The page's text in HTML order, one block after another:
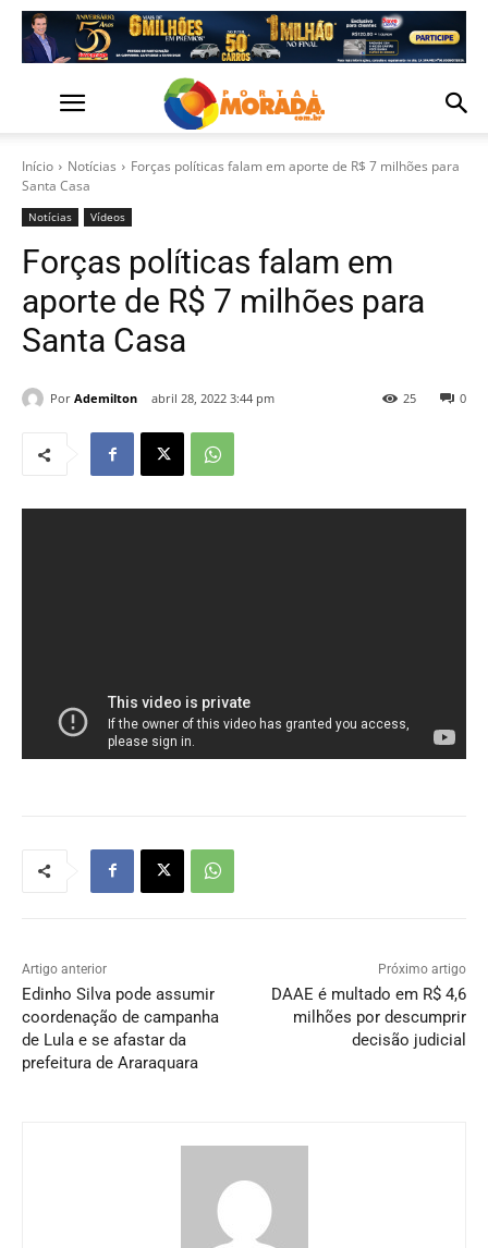
Início Notícias
Forças políticas falam em aporte de R$ 7 milhões para
Santa Casa
Notícias Vídeos
Forças políticas falam em
aporte de R$ 7 milhões para
Santa Casa
Por Ademilton abril 28, 2022 3:44 pm 0
25
Artigo anterior
Edinho Silva pode assumir
coordenação de campanha
de Lula e se afastar da
prefeitura de Araraquara
Próximo artigo
DAAE é multado em R$ 4,6
milhões por descumprir
decisão judicial